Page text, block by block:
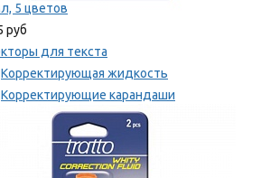
5 цветов
руб
для текста
Корректирующая жидкость
Корректирующие карандаши
Корректирующие ленты